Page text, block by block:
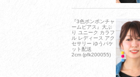
『3色ポンポンチャ
ームピアス』大ぶ
り ユニーク カラフ
ル レディース アク
セサリー ゆうパケ
ット配送
2cm (pfk200055)